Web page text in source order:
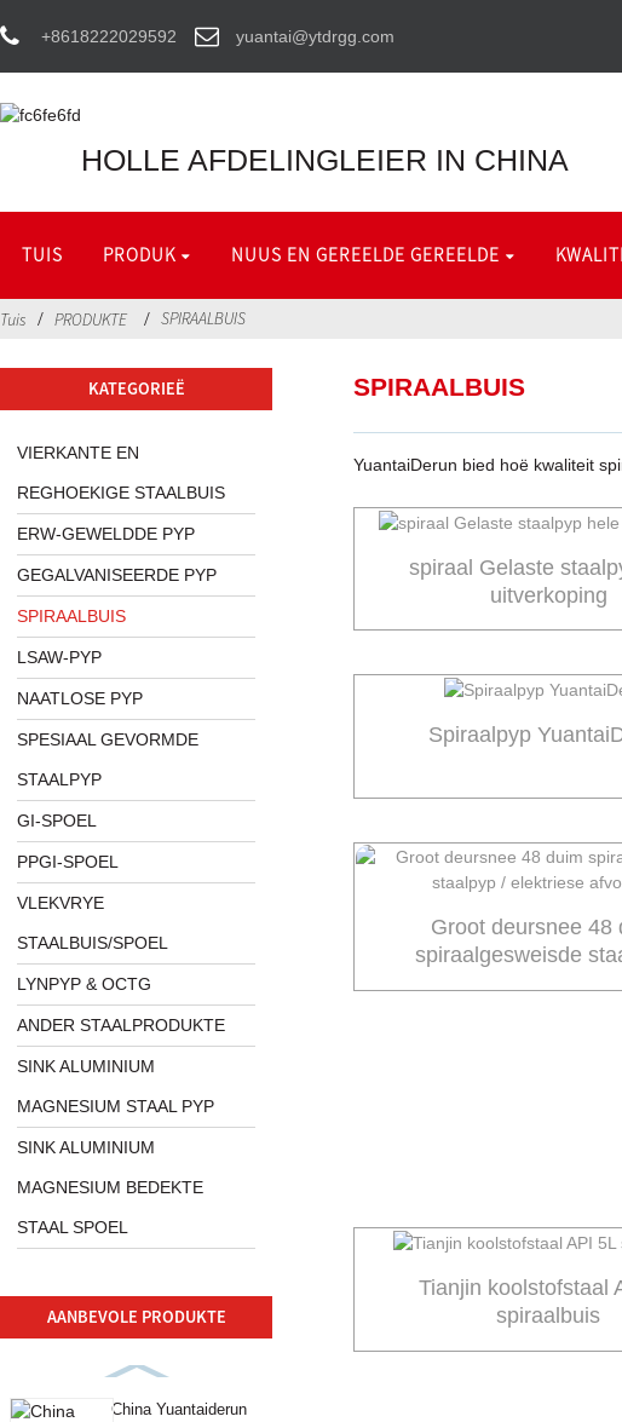
+8618222029592 yuantai@ytdrgg.com
HOLLE AFDELINGLEIER IN CHINA
TUIS PRODUK NUUS EN GEREELDE GEREELDE
Tuis PRODUKTE SPIRAALBUIS
KATEGORIEË
VIERKANTE EN
REGHOEKIGE STAALBUIS
ERW-GEWELDDE PYP
GEGALVANISEERDE PYP
SPIRAALBUIS
LSAW-PYP
NAATLOSE PYP
SPESIAAL GEVORMDE
STAALPYP
GI-SPOEL
PPGI-SPOEL
VLEKVRYE
STAALBUIS/SPOEL
LYNPYP & OCTG
ANDER STAALPRODUKTE
SINK ALUMINIUM
MAGNESIUM STAAL PYP
SINK ALUMINIUM
MAGNESIUM BEDEKTE
STAAL SPOEL
AANBEVOLE PRODUKTE
China Yuantaiderun
SPIRAALBUIS
YuantaiDerun bied hoë kwaliteit
spiraal Gelaste
uitverkoping
Spiraalpyp
Groot deursnee 48
spiraalgesweisde
Tianjin koolstofstaal
spiraalbuis